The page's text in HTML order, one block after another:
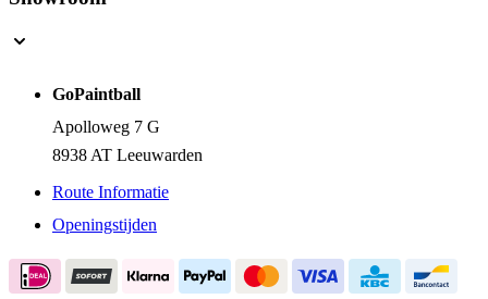
GoPaintball
Apolloweg 7 G
8938 AT Leeuwarden
Route Informatie
Openingstijden